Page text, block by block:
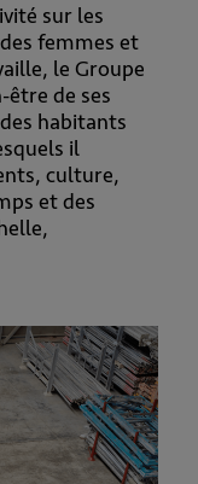
sur les
femmes et
le Groupe
être de ses
habitants
il
culture,
et des